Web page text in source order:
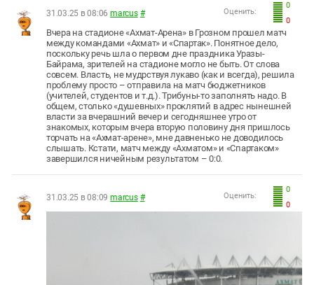
0
0
Оценить:
31.03.25 в 08:06 marcus #
Вчера на стадионе «Ахмат-Арена» в Грозном прошел матч
между командами «Ахмат» и «Спартак». Понятное дело,
поскольку речь шла о первом дне праздника Уразы-
Байрама, зрителей на стадионе могло не быть. От слова
совсем. Власть, не мудрствуя лукаво (как и всегда), решила
проблему просто – отправила на матч бюджетников
(учителей, студентов и т.д.). Трибуны-то заполнять надо. В
общем, столько «душевных» проклятий в адрес нынешней
власти за вчерашний вечер и сегодняшнее утро от
знакомых, которым вчера вторую половину дня пришлось
торчать на «Ахмат-арене», мне давненько не доводилось
слышать. Кстати, матч между «Ахматом» и «Спартаком»
завершился ничейным результатом – 0:0.
0
0
Оценить:
31.03.25 в 08:09 marcus #